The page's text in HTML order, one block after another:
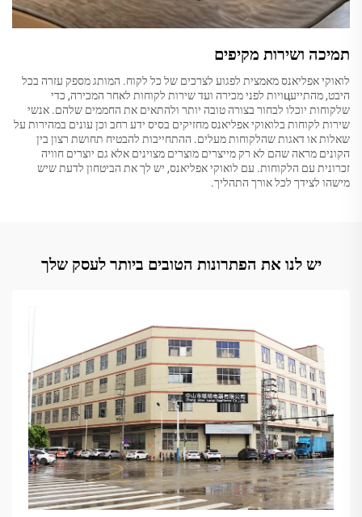
תמיכה ושירות מקיפים
לואוקי אפליאנס מאמצית לפגוע לצרכים של כל לקוח. המותג מספק עזרה בכל
היבט, מהתייעцויות לפני מכירה ועד שירות לקוחות לאחר המכירה, כדי
שלקוחות יוכלו לבחור בצורה טובה יותר ולהתאים את החממים שלהם. אנשי
שירות לקוחות בלואוקי אפליאנס מחזיקים בסיס ידע רחב וכן עונים במהירות על
שאלות או דאגות שהלקוחות מעלים. ההתחייבות להבטיח תחושת רצון בין
הקונים מראה שהם לא רק מייצרים מוצרים מצוינים אלא גם יוצרים חוויה
זכרונית עם הלקוחות. עם לואוקי אפליאנס, יש לך את הביטחון לדעת שיש
מישהו לצידך לכל אורך התהליך.
יש לנו את הפתרונות הטובים ביותר לעסק שלך